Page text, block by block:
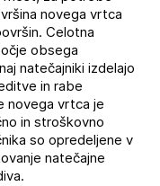
novega vrtca
Celotna
obsega
natečajniki izdelajo
in rabe
novega vrtca je
in stroškovno
so opredeljene v
natečajne